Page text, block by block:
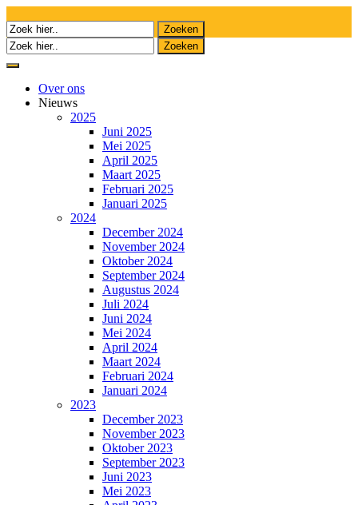
naar
de
inhoud
Sarnamihuis
De online community voor de Hindostaanse identiteit
Over ons
Nieuws
2025
Juni 2025
Mei 2025
April 2025
Maart 2025
Februari 2025
Januari 2025
2024
December 2024
November 2024
Oktober 2024
September 2024
Augustus 2024
Juli 2024
Juni 2024
Mei 2024
April 2024
Maart 2024
Februari 2024
Januari 2024
2023
December 2023
November 2023
Oktober 2023
September 2023
Juni 2023
Mei 2023